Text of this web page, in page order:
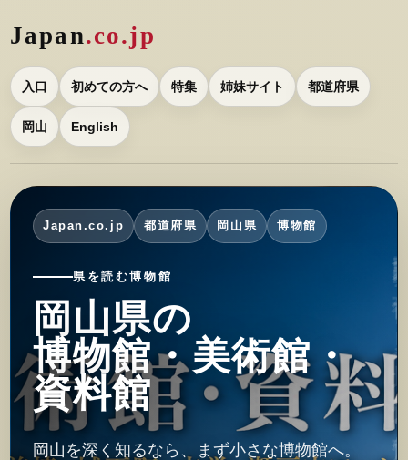
Japan.co.jp
入口 初めての方へ 特集 姉妹サイト 都道府県
岡山 English
Japan.co.jp 都道府県 岡山県 博物館
県を読む博物館
岡山県の
博物館・美術館・
資料館
岡山を深く知るなら、まず小さな博物館へ。